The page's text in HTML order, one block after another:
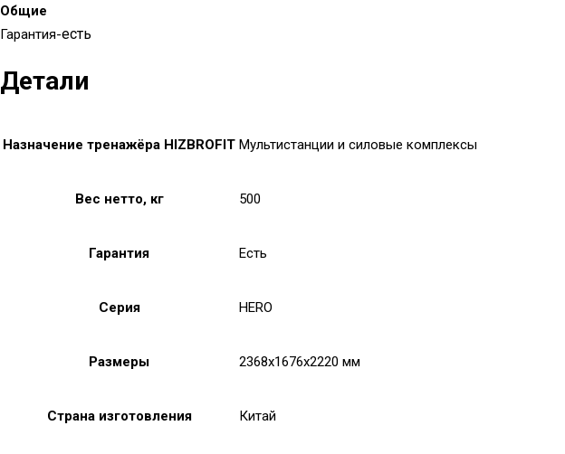
Общие
Гарантия-есть
Детали
Назначение тренажёра HIZBROFIT Мультистанции и силовые комплексы
Вес нетто, кг 500
Гарантия Есть
Серия HERO
Размеры 2368x1676x2220 мм
Страна изготовления Китай